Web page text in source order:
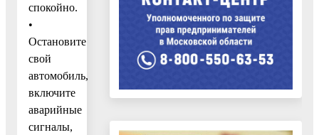
спокойно.
•
Остановите
свой
автомобиль,
включите
аварийные
сигналы,